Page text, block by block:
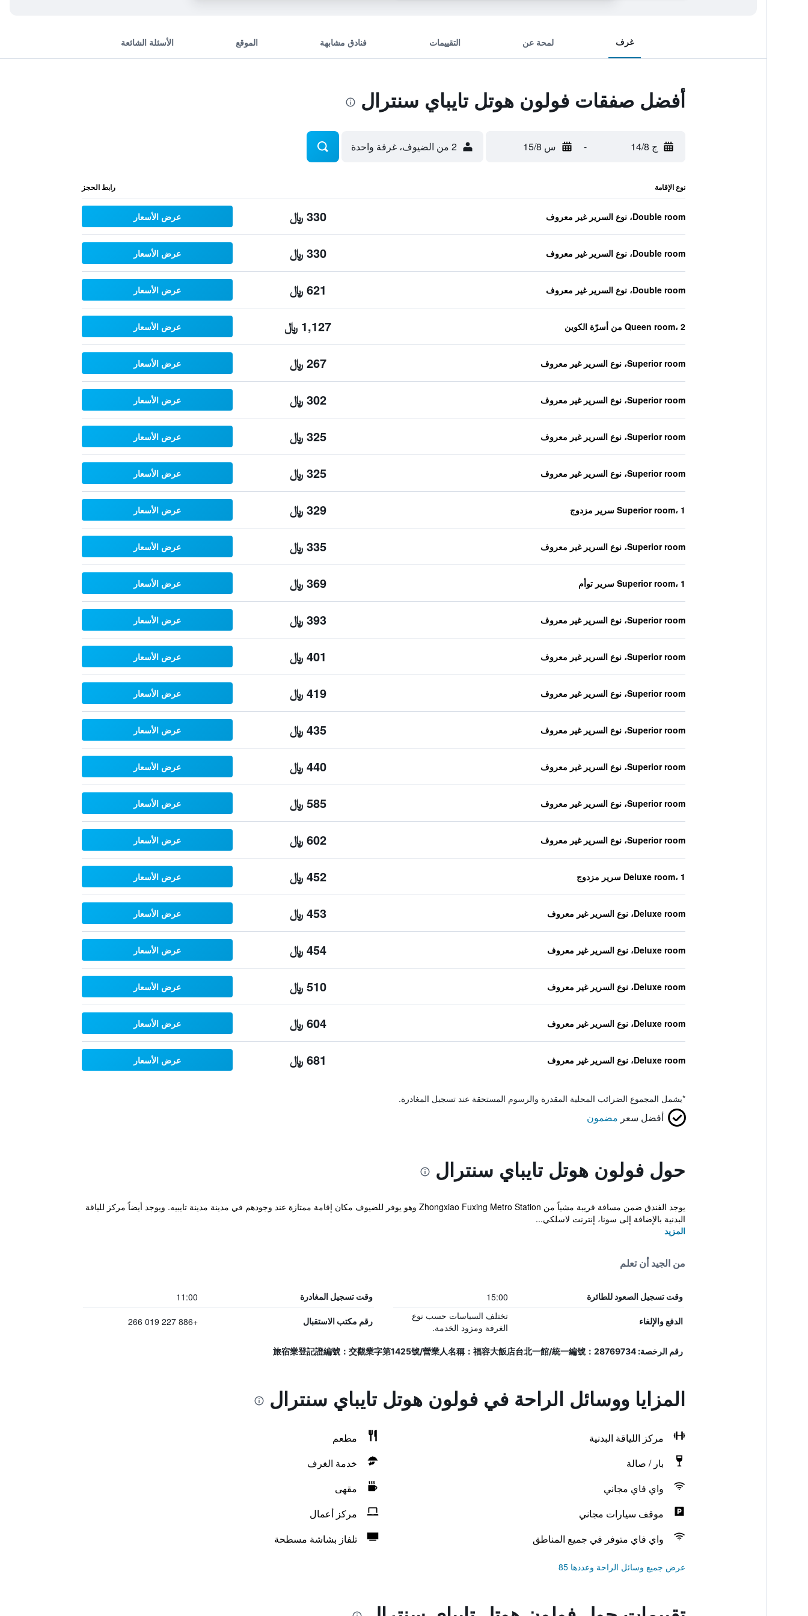
غرف لمحة عن التقييمات فنادق مشابهة الموقع الأسئلة الشائعة
أفضل صفقات فولون هوتل تايباي سنترال
ج 14/8 - س 15/8 2 من الضيوف، غرفة واحدة
نوع الإقامة رابط الحجز
Double room، نوع السرير غير معروف 330 ﷼ عرض الأسعار
Double room، نوع السرير غير معروف 330 ﷼ عرض الأسعار
Double room، نوع السرير غير معروف 621 ﷼ عرض الأسعار
Queen room، 2 من أسرّة الكوين 1,127 ﷼ عرض الأسعار
Superior room، نوع السرير غير معروف 267 ﷼ عرض الأسعار
Superior room، نوع السرير غير معروف 302 ﷼ عرض الأسعار
Superior room، نوع السرير غير معروف 325 ﷼ عرض الأسعار
Superior room، نوع السرير غير معروف 325 ﷼ عرض الأسعار
Superior room، 1 سرير مزدوج 329 ﷼ عرض الأسعار
Superior room، نوع السرير غير معروف 335 ﷼ عرض الأسعار
Superior room، 1 سرير توأم 369 ﷼ عرض الأسعار
Superior room، نوع السرير غير معروف 393 ﷼ عرض الأسعار
Superior room، نوع السرير غير معروف 401 ﷼ عرض الأسعار
Superior room، نوع السرير غير معروف 419 ﷼ عرض الأسعار
Superior room، نوع السرير غير معروف 435 ﷼ عرض الأسعار
Superior room، نوع السرير غير معروف 440 ﷼ عرض الأسعار
Superior room، نوع السرير غير معروف 585 ﷼ عرض الأسعار
Superior room، نوع السرير غير معروف 602 ﷼ عرض الأسعار
Deluxe room، 1 سرير مزدوج 452 ﷼ عرض الأسعار
Deluxe room، نوع السرير غير معروف 453 ﷼ عرض الأسعار
Deluxe room، نوع السرير غير معروف 454 ﷼ عرض الأسعار
Deluxe room، نوع السرير غير معروف 510 ﷼ عرض الأسعار
Deluxe room، نوع السرير غير معروف 604 ﷼ عرض الأسعار
Deluxe room، نوع السرير غير معروف 681 ﷼ عرض الأسعار
*يشمل المجموع الضرائب المحلية المقدرة والرسوم المستحقة عند تسجيل المغادرة.
أفضل سعر مضمون
حول فولون هوتل تايباي سنترال
يوجد الفندق ضمن مسافة قريبة مشياً من Zhongxiao Fuxing Metro Station وهو يوفر للضيوف مكان إقامة ممتازة عند وجودهم في مدينة مدينة تايبيه. ويوجد أيضاً مركز للياقة
البدنية بالإضافة إلى سونا، إنترنت لاسلكي...
المزيد
من الجيد أن تعلم
وقت تسجيل الصعود للطائرة 15:00 وقت تسجيل المغادرة 11:00
الدفع والإلغاء
تختلف السياسات حسب نوع
الغرفة ومزود الخدمة.
رقم مكتب الاستقبال +886 227 019 266
رقم الرخصة: 旅宿業登記證編號：交觀業字第1425號/營業人名稱：福容大飯店台北一館/統一編號：28769734
المزايا ووسائل الراحة في فولون هوتل تايباي سنترال
مركز اللياقة البدنية
مطعم
بار / صالة
خدمة الغرف
واي فاي مجاني
مقهى
موقف سيارات مجاني
مركز أعمال
واي فاي متوفر في جميع المناطق
تلفاز بشاشة مسطحة
عرض جميع وسائل الراحة وعددها 85